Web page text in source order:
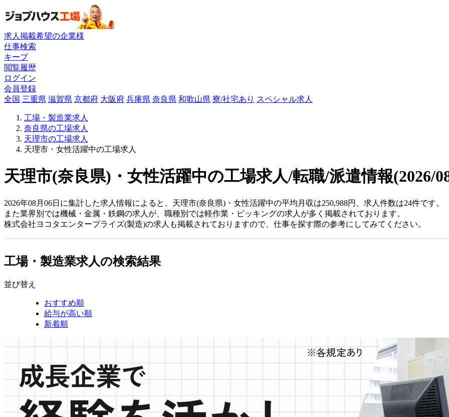
求人掲載希望の企業様
仕事検索
キープ
閲覧履歴
ログイン
会員登録
全国 三重県 滋賀県 京都府 大阪府 兵庫県 奈良県 和歌山県 寮/社宅あり スペシャル求人
工場・製造業求人
奈良県の工場求人
天理市の工場求人
天理市・女性活躍中の工場求人
天理市(奈良県)・女性活躍中の工場求人/転職/派遣情報(2026/
2026年08月06日に集計した求人情報によると、天理市(奈良県)・女性活躍中の平均月収は250,988円、求人件数は24件です。
また業界別では機械・金属・鉄鋼の求人が、職種別では軽作業・ピッキングの求人が多く掲載されております。
株式会社ヨコタエンタープライズ(製造)の求人も掲載されておりますので、仕事を探す際の参考にしてみてください。
工場・製造業求人の検索結果
並び替え
おすすめ順
給与が高い順
新着順